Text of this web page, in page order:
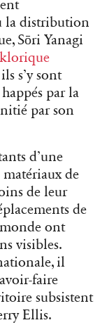
la distribution
Sōri Yanagi
s’y sont
par la
par son
d’une
de
de leur
de
monde ont
visibles.
il
faire
subsistent
Ellis.